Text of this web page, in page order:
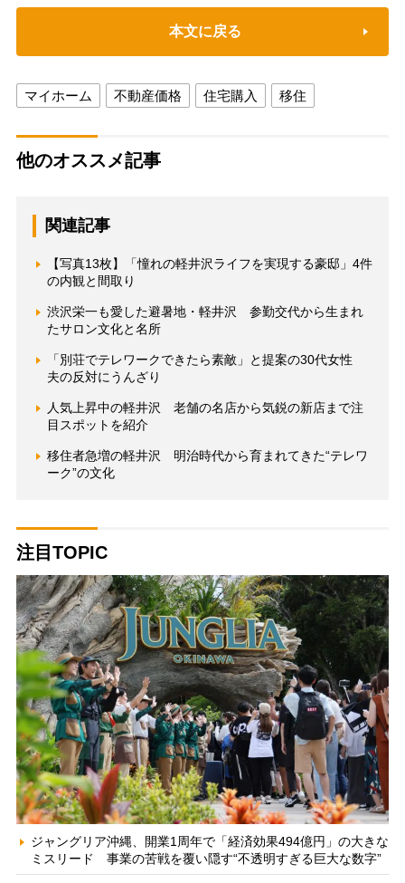
本文に戻る
マイホーム 不動産価格 住宅購入 移住
他のオススメ記事
関連記事
【写真13枚】「憧れの軽井沢ライフを実現する豪邸」4件
の内観と間取り
渋沢栄一も愛した避暑地・軽井沢 参勤交代から生まれ
たサロン文化と名所
「別荘でテレワークできたら素敵」と提案の30代女性
夫の反対にうんざり
人気上昇中の軽井沢 老舗の名店から気鋭の新店まで注
目スポットを紹介
移住者急増の軽井沢 明治時代から育まれてきた“テレワ
ーク”の文化
注目TOPIC
ジャングリア沖縄、開業1周年で「経済効果494億円」の大きな
ミスリード 事業の苦戦を覆い隠す“不透明すぎる巨大な数字”